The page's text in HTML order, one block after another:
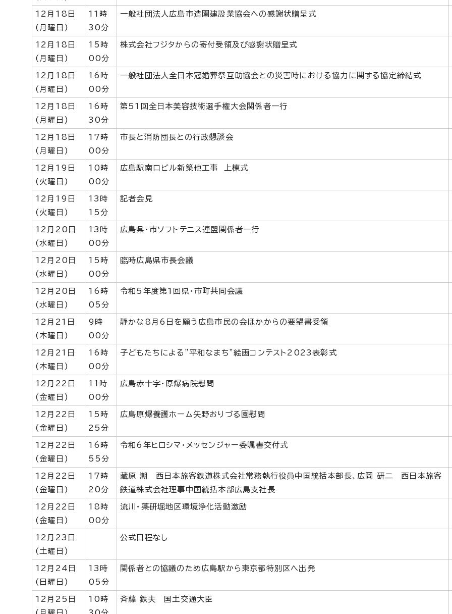
12月18日
(月曜日)
11時
30分
一般社団法人広島市造園建設業協会への感謝状贈呈式
12月18日
(月曜日)
15時
00分
株式会社フジタからの寄付受領及び感謝状贈呈式
12月18日
(月曜日)
16時
00分
一般社団法人全日本冠婚葬祭互助協会との災害時における協力に関する協定締結式
12月18日
(月曜日)
16時
30分
第51回全日本美容技術選手権大会関係者一行
12月18日
(月曜日)
17時
00分
市長と消防団長との行政懇談会
12月19日
(火曜日)
10時
00分
広島駅南口ビル新築他工事 上棟式
12月19日
(火曜日)
13時
15分
記者会見
12月20日
(水曜日)
13時
00分
広島県・市ソフトテニス連盟関係者一行
12月20日
(水曜日)
15時
00分
臨時広島県市長会議
12月20日
(水曜日)
16時
05分
令和5年度第1回県・市町共同会議
12月21日
(木曜日)
9時
00分
静かな8月6日を願う広島市民の会ほかからの要望書受領
12月21日
(木曜日)
16時
00分
子どもたちによる”平和なまち”絵画コンテスト2023表彰式
12月22日
(金曜日)
11時
00分
広島赤十字・原爆病院慰問
12月22日
(金曜日)
15時
25分
広島原爆養護ホーム矢野おりづる園慰問
12月22日
(金曜日)
16時
55分
令和6年ヒロシマ・メッセンジャー委嘱書交付式
12月22日
(金曜日)
17時
20分
藏原 潮 西日本旅客鉄道株式会社常務執行役員中国統括本部長、広岡 研二 西日本旅客
鉄道株式会社理事中国統括本部広島支社長
12月22日
(金曜日)
18時
00分
流川・薬研堀地区環境浄化活動激励
12月23日
(土曜日)
公式日程なし
12月24日
(日曜日)
13時
05分
関係者との協議のため広島駅から東京都特別区へ出発
12月25日
10時
斉藤 鉄夫 国土交通大臣